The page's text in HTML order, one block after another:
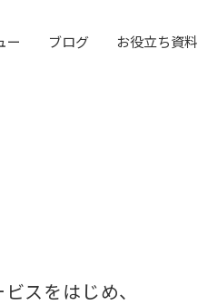
ー ブログ お役立ち資料
スをはじめ、